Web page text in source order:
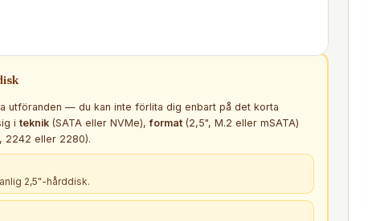
utföranden — du kan inte förlita dig enbart på det korta
i teknik (SATA eller NVMe),format (2,5", M.2 eller mSATA)
2242 eller 2280).
2,5"-hårddisk.